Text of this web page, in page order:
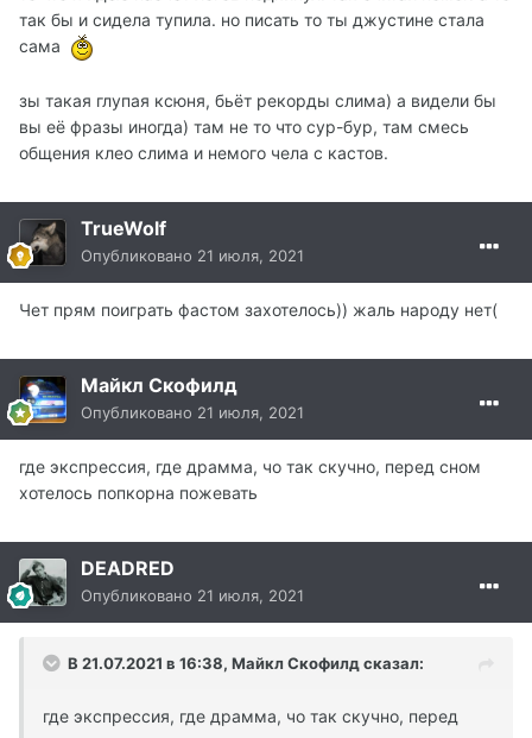
так бы и сидела тупила. но писать то ты джустине стала
сама
зы такая глупая ксюня, бьёт рекорды слима) а видели бы
вы её фразы иногда) там не то что сур-бур, там смесь
общения клео слима и немого чела с кастов.
TrueWolf
Опубликовано 21 июля, 2021
Чет прям поиграть фастом захотелось)) жаль народу нет(
Майкл Скофилд
Опубликовано 21 июля, 2021
где экспрессия, где драмма, чо так скучно, перед сном
хотелось попкорна пожевать
DEADRED
Опубликовано 21 июля, 2021
В 21.07.2021 в 16:38, Майкл Скофилд сказал:
где экспрессия, где драмма, чо так скучно, перед